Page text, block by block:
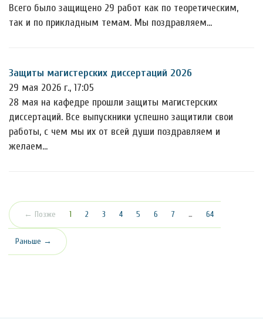
Всего было защищено 29 работ как по теоретическим,
так и по прикладным темам. Мы поздравляем…
Защиты магистерских диссертаций 2026
29 мая 2026 г., 17:05
28 мая на кафедре прошли защиты магистерских
диссертаций. Все выпускники успешно защитили свои
работы, с чем мы их от всей души поздравляем и
желаем…
← Позже 1 (текущая)
2 3 4 5 6 7 … 64
Раньше →